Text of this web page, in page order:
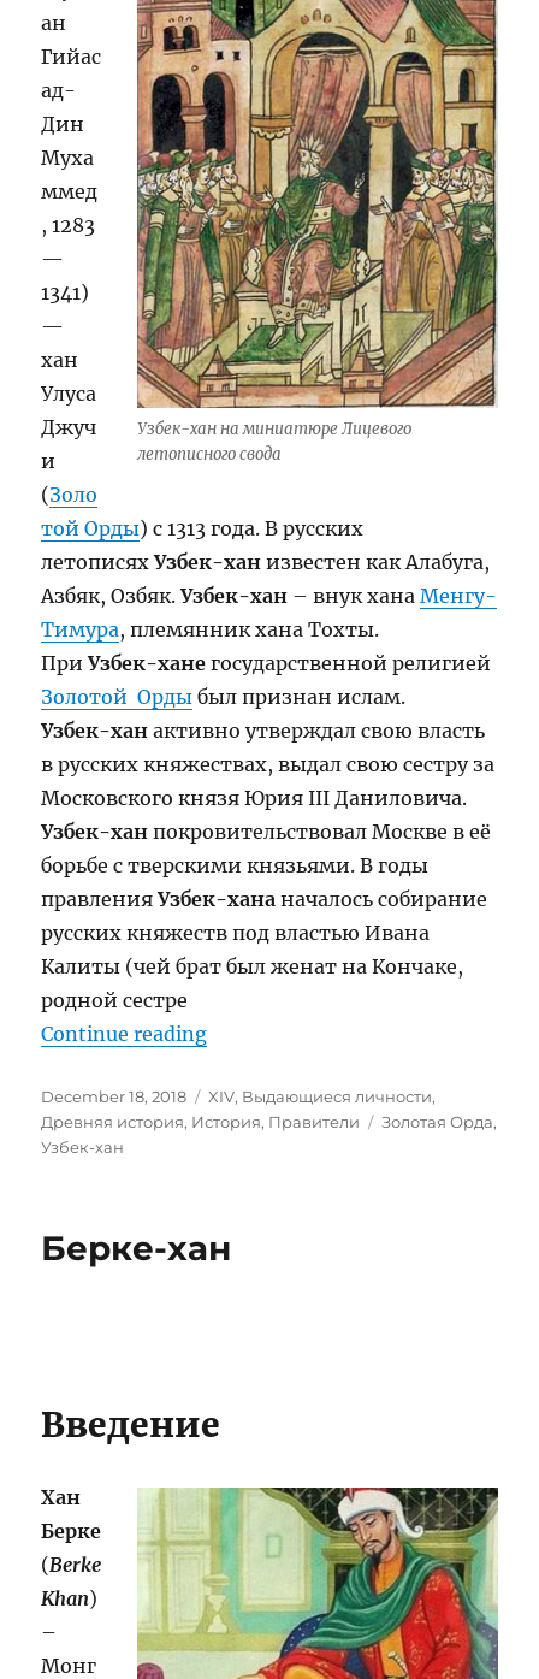
Узбек-хан на миниатюре Лицевого
летописного свода
ан
Гийас
ад-
Дин
Муха
ммед
, 1283
—
1341)
—
хан
Улуса
Джуч
и
(Золо
той Орды) с 1313 года. В русских
летописяхУзбек-хан известен как Алабуга,
Азбяк, Озбяк.Узбек-хан – внук ханаМенгу-
Тимура, племянник хана Тохты.
ПриУзбек-хане государственной религией
Золотой Орды был признан ислам.
Узбек-хан активно утверждал свою власть
в русских княжествах, выдал свою сестру за
Московского князя Юрия III Даниловича.
Узбек-ханпокровительствовал Москве в её
борьбе с тверскими князьями. В годы
правленияУзбек-хана началось собирание
русских княжеств под властью Ивана
Калиты (чей брат был женат на Кончаке,
родной сестре
Continue reading“Узбек-хан (1283 – 1341)”
Posted
on
December 18, 2018 Categories
XIV, Выдающиеся личности,
Древняя история, История, Правители Tags
Золотая Орда,
Узбек-хан
Берке-хан
Введение
Хан
Берке
(Berke
Khan)
–
Mонг